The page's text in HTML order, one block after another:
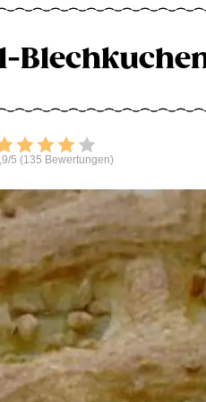
Bewerten
5 (135 Bewertungen)